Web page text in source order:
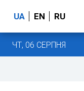
UA EN RU
ЧТ, 06 СЕРПНЯ